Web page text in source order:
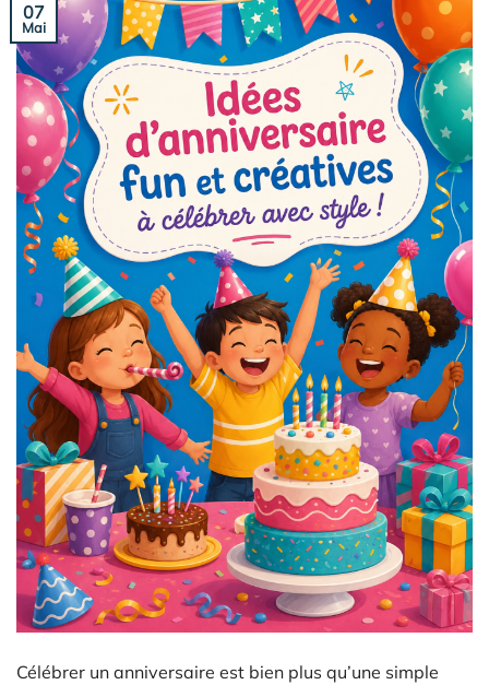
07
Mai
Célébrer un anniversaire est bien plus qu’une simple